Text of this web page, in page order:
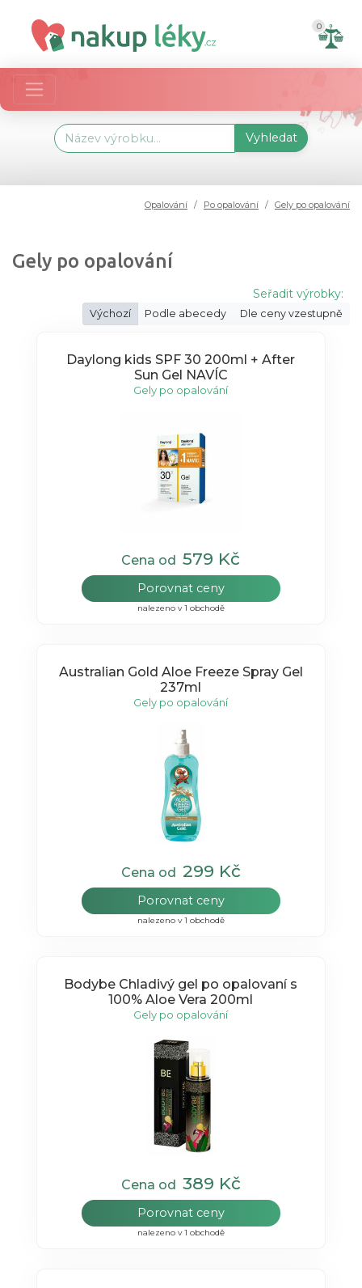
0
Vyhledat
Opalování Po opalování Gely po opalování
Gely po opalování
Seřadit výrobky:
Výchozí Podle abecedy Dle ceny vzestupně
Daylong kids SPF 30 200ml + After
Sun Gel NAVÍC
Gely po opalování
Cena od579 Kč
Porovnat ceny
nalezeno v 1 obchodě
Australian Gold Aloe Freeze Spray Gel
237ml
Gely po opalování
Cena od 299 Kč
Porovnat ceny
nalezeno v 1 obchodě
Bodybe Chladivý gel po opalovaní s
100% Aloe Vera 200ml
Gely po opalování
Cena od 389 Kč
Porovnat ceny
nalezeno v 1 obchodě